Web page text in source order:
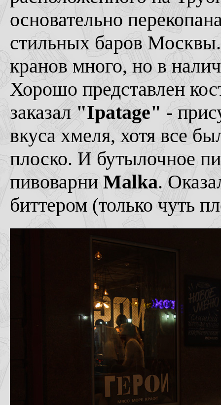
основательно
стильных баров Москвы.
кранов много, но в
Хорошо представлен
заказал"Ipatage" -
вкуса хмеля, хотя все
плоско. И бутылочное
пивоварни Malka.
биттером (только чуть